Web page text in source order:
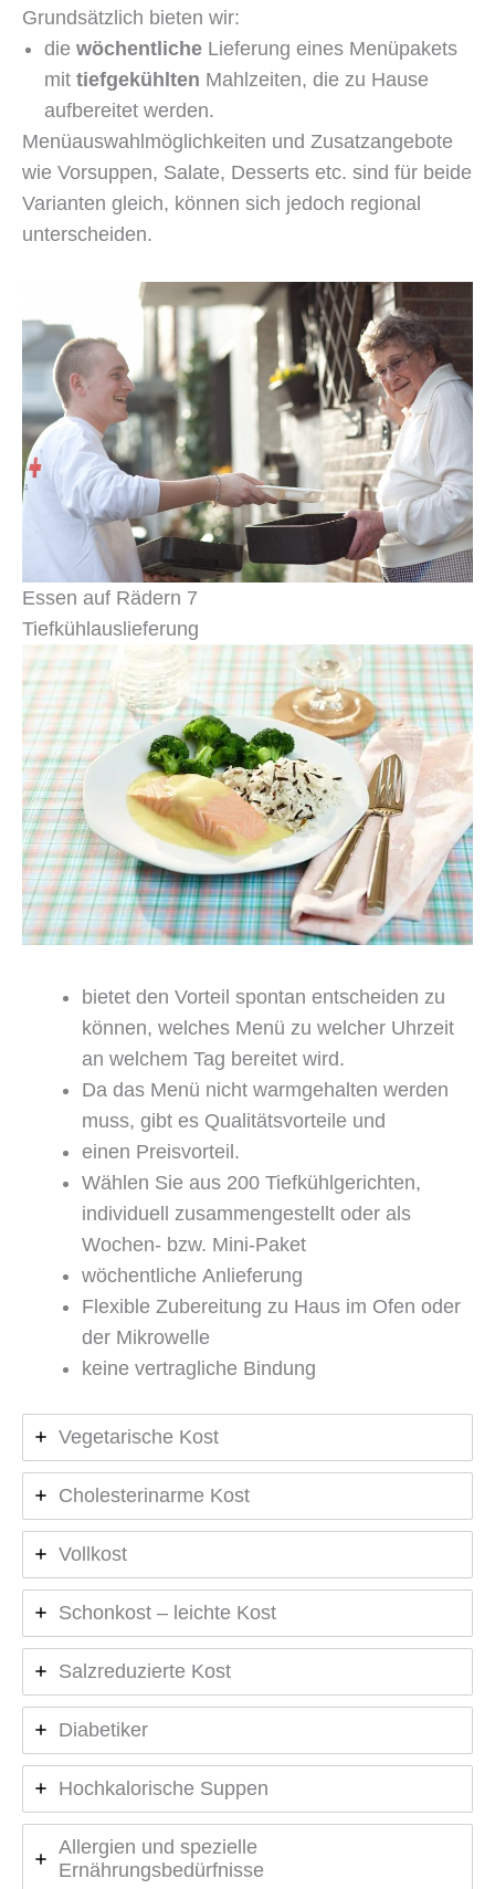
Grundsätzlich bieten wir:
die wöchentliche Lieferung eines Menüpakets
mit tiefgekühlten Mahlzeiten, die zu Hause
aufbereitet werden.
Menüauswahlmöglichkeiten und Zusatzangebote
wie Vorsuppen, Salate, Desserts etc. sind für beide
Varianten gleich, können sich jedoch regional
unterscheiden.
Essen auf Rädern 7
Tiefkühlauslieferung
bietet den Vorteil spontan entscheiden zu
können, welches Menü zu welcher Uhrzeit
an welchem Tag bereitet wird.
Da das Menü nicht warmgehalten werden
muss, gibt es Qualitätsvorteile und
einen Preisvorteil.
Wählen Sie aus 200 Tiefkühlgerichten,
individuell zusammengestellt oder als
Wochen- bzw. Mini-Paket
wöchentliche Anlieferung
Flexible Zubereitung zu Haus im Ofen oder
der Mikrowelle
keine vertragliche Bindung
Vegetarische Kost
Cholesterinarme Kost
Vollkost
Schonkost – leichte Kost
Salzreduzierte Kost
Diabetiker
Hochkalorische Suppen
Allergien und spezielle
Ernährungsbedürfnisse